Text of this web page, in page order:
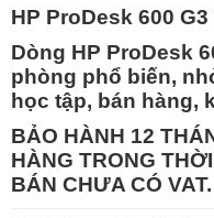
HP ProDesk 600
Dòng HP ProDesk
phòng phổ biến,
học tập, bán hàng,
BẢO HÀNH 12
HÀNG TRONG
BÁN CHƯA CÓ VAT.